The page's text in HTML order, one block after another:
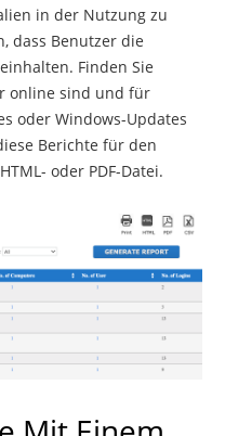
in der Nutzung zu
dass Benutzer die
Finden Sie
online sind und für
oder Windows-Updates
Berichte für den
oder PDF-Datei.